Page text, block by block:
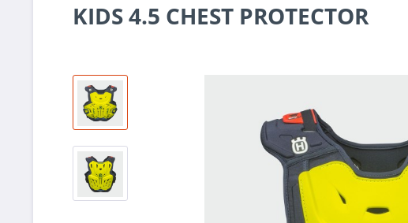
KIDS 4.5 CHEST PROTECTOR